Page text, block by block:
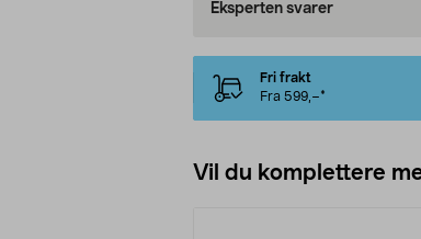
Eksperten svarer
Fri frakt
Fra 599,–*
Vil du komplettere